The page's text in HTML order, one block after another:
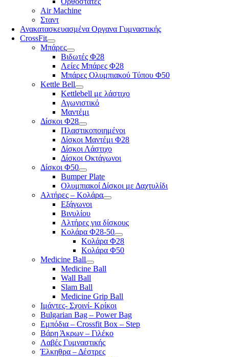
Air Machine
Σταντ
Ανακατασκευασμένα Οργανα Γυμναστικής
CrossFit
Μπάρες
Βιδωτές Φ28
Λείες Μπάρες Φ28
Μπάρες Ολυμπιακού Τύπου Φ50
Kettle Bell
Kettlebell με λάστιχο
Αγωνιστικό
Μαντέμι
Δίσκοι Φ28
Πλαστικοποιημένοι
Δίσκοι Μαντέμι Φ28
Δίσκοι Λάστιχο
Δίσκοι Οκτάγωνοι
Δίσκοι Φ50
Bumper Plate
Ολυμπιακοί Δίσκοι με Δαχτυλίδι
Αλτήρες – Κολάρα
Εξάγωνοι
Βινυλίου
Αλτήρες για δίσκους
Κολάρα Φ28-50
Κολάρα Φ28
Κολάρα Φ50
Medicine Ball
Medicine Ball
Wall Ball
Slam Ball
Medicine Grip Ball
Ιμάντες- Σχοινί- Κρίκοι
Bulgarian Bag – Power Bag
Εμπόδια – Crossfit Box – Step
Βάρη Άκρων – Γιλέκο
Λαβές Γυμναστικής
Έλκηθρα – Δέστρες